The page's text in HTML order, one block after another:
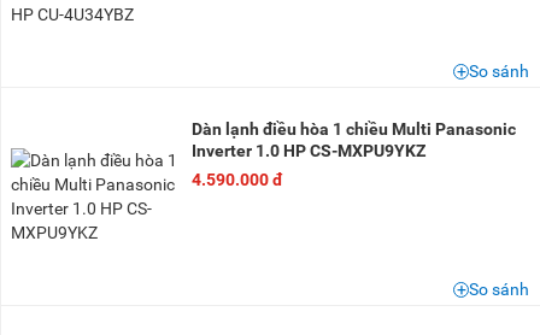
So sánh
Dàn lạnh điều hòa 1 chiều Multi Panasonic
Inverter 1.0 HP CS-MXPU9YKZ
4.590.000 đ
So sánh